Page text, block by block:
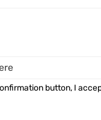
button, I